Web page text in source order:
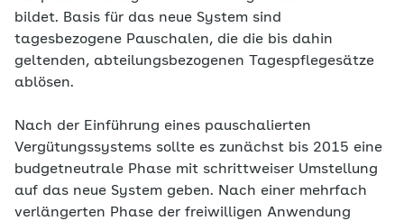
bildet. Basis für das neue System sind
tagesbezogene Pauschalen, die die bis dahin
geltenden, abteilungsbezogenen Tagespflegesätze
ablösen.
Nach der Einführung eines pauschalierten
Vergütungssystems sollte es zunächst bis 2015 eine
budgetneutrale Phase mit schrittweiser Umstellung
auf das neue System geben. Nach einer mehrfach
verlängerten Phase der freiwilligen Anwendung